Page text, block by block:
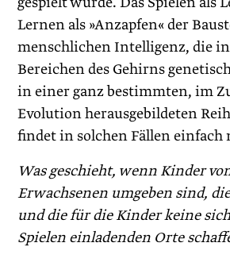
Lernen als »Anzapfen« der
menschlichen Intelligenz, die
Bereichen des Gehirns
in einer ganz bestimmten, im
Evolution herausgebildeten
findet in solchen Fällen
Was geschieht, wenn Kinder
Erwachsenen umgeben sind,
und die für die Kinder keine
Spielen einladenden Orte